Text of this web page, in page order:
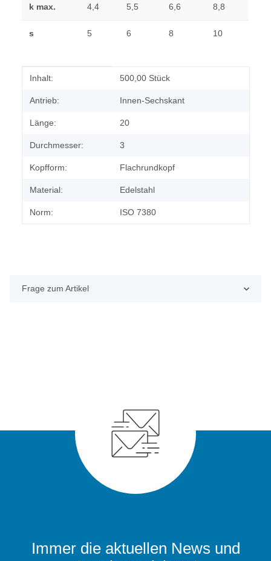
k max. 4,4 5,5 6,6 8,8
s 5 6 8 10
Produkteigenschaft
Wert
Inhalt: 500,00 Stück
Antrieb: Innen-Sechskant
Länge: 20
Durchmesser: 3
Kopfform: Flachrundkopf
Material: Edelstahl
Norm: ISO 7380
Frage zum Artikel
Immer die aktuellen News und